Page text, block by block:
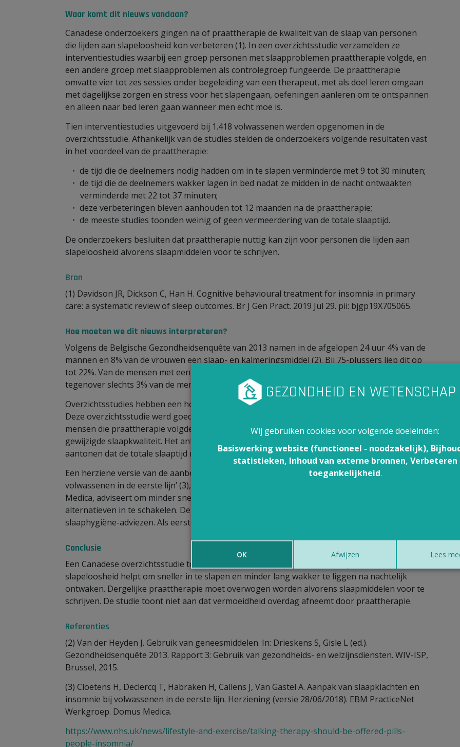
Waar komt dit nieuws vandaan?
Canadese onderzoekers gingen na of praattherapie de kwaliteit van de slaap van personen
die lijden aan slapeloosheid kon verbeteren (1). In een overzichtsstudie verzamelden ze
interventiestudies waarbij een groep personen met slaapproblemen praattherapie volgde, en
een andere groep met slaapproblemen als controlegroep fungeerde. De praattherapie
omvatte vier tot zes sessies onder begeleiding van een therapeut, met als doel leren omgaan
met dagelijkse zorgen en stress voor het slapengaan, oefeningen aanleren om te ontspannen
en alleen naar bed leren gaan wanneer men echt moe is.
Tien interventiestudies uitgevoerd bij 1.418 volwassenen werden opgenomen in de
overzichtsstudie. Afhankelijk van de studies stelden de onderzoekers volgende resultaten vast
in het voordeel van de praattherapie:
de tijd die de deelnemers nodig hadden om in te slapen verminderde met 9 tot 30 minuten;
de tijd die de deelnemers wakker lagen in bed nadat ze midden in de nacht ontwaakten
verminderde met 22 tot 37 minuten;
deze verbeteringen bleven aanhouden tot 12 maanden na de praattherapie;
de meeste studies toonden weinig of geen vermeerdering van de totale slaaptijd.
De onderzoekers besluiten dat praattherapie nuttig kan zijn voor personen die lijden aan
slapeloosheid alvorens slaapmiddelen voor te schrijven.
Bron
(1) Davidson JR, Dickson C, Han H. Cognitive behavioural treatment for insomnia in primary
care: a systematic review of sleep outcomes. Br J Gen Pract. 2019 Jul 29. pii: bjgp19X705065.
Hoe moeten we dit nieuws interpreteren?
Volgens de Belgische Gezondheidsenquête van 2013 namen in de afgelopen 24 uur 4% van de
mannen en 8% van de vrouwen een slaap- en kalmeringsmiddel (2). Bij 75-plussers liep dit op
tot 22%. Van de mensen met een lager diploma nam bijna 15% een slaap- en kalmeringsmiddel,
tegenover slechts 3% van de mensen met een hoger diploma.
Overzichtsstudies hebben een hogere wetenschappelijke waarde dan waarnemingsstudies.
Deze overzichtsstudie werd goed uitgevoerd, maar heeft één beperking: we weten niet of de
mensen die praattherapie volgden zich overdag minder moe voelden naar aanleiding van de
gewijzigde slaapkwaliteit. Het antwoord op deze vraag is belangrijk, omdat de studies
aantonen dat de totale slaaptijd niet veranderde.
Een herziene versie van de aanbeveling ‘Aanpak van slaapklachten en slapeloosheid bij
volwassenen in de eerste lijn’ (3), ontwikkeld door de Vlaamse huisartsenvereniging Domus
Medica, adviseert om minder snel slaap- en kalmeermiddelen te gebruiken, en eerder
alternatieven in te schakelen. De aanbeveling promoot patiëntenvoorlichting en
slaaphygiëne-adviezen. Als eerste stap raadt het een slaapdagboek aan.
Conclusie
Een Canadese overzichtsstudie toont aan dat praattherapie mensen die lijden aan
slapeloosheid helpt om sneller in te slapen en minder lang wakker te liggen na nachtelijk
ontwaken. Dergelijke praattherapie moet overwogen worden alvorens slaapmiddelen voor te
schrijven. De studie toont niet aan dat vermoeidheid overdag afneemt door praattherapie.
Referenties
(2) Van der Heyden J. Gebruik van geneesmiddelen. In: Drieskens S, Gisle L (ed.).
Gezondheidsenquête 2013. Rapport 3: Gebruik van gezondheids- en welzijnsdiensten. WIV-ISP,
Brussel, 2015.
(3) Cloetens H, Declercq T, Habraken H, Callens J, Van Gastel A. Aanpak van slaapklachten en
insomnie bij volwassenen in de eerste lijn. Herziening (versie 28/06/2018). EBM PracticeNet
Werkgroep. Domus Medica.
https://www.nhs.uk/news/lifestyle-and-exercise/talking-therapy-should-be-offered-pills-
people-insomnia/
Wij gebruiken cookies voor volgende doeleinden:
Basiswerking website (functioneel - noodzakelijk),
statistieken, Inhoud van externe bronnen, Verbeteren
toegankelijkheid.
OK Afwijzen Lees